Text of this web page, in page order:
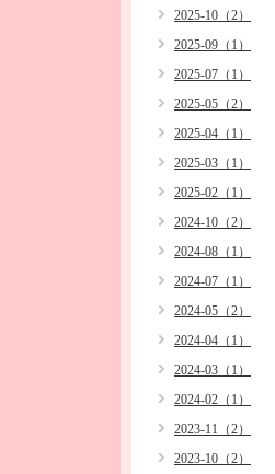
2025-10（2）
2025-09（1）
2025-07（1）
2025-05（2）
2025-04（1）
2025-03（1）
2025-02（1）
2024-10（2）
2024-08（1）
2024-07（1）
2024-05（2）
2024-04（1）
2024-03（1）
2024-02（1）
2023-11（2）
2023-10（2）